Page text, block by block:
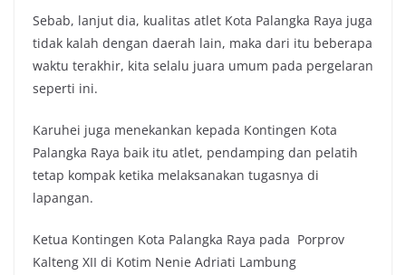
Sebab, lanjut dia, kualitas atlet Kota Palangka Raya juga
tidak kalah dengan daerah lain, maka dari itu beberapa
waktu terakhir, kita selalu juara umum pada pergelaran
seperti ini.
Karuhei juga menekankan kepada Kontingen Kota
Palangka Raya baik itu atlet, pendamping dan pelatih
tetap kompak ketika melaksanakan tugasnya di
lapangan.
Ketua Kontingen Kota Palangka Raya pada Porprov
Kalteng XII di Kotim Nenie Adriati Lambung